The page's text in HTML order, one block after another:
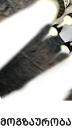
მოგზაურობა